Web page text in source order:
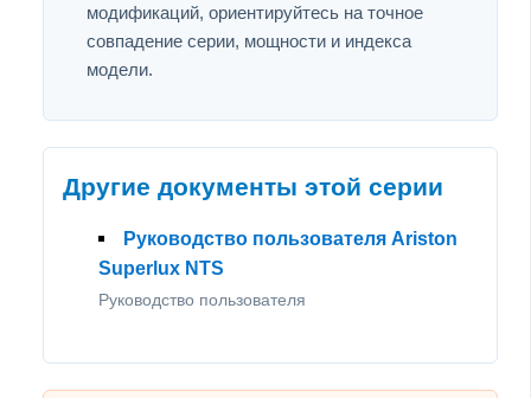
модификаций, ориентируйтесь на точное
совпадение серии, мощности и индекса
модели.
Другие документы этой серии
Руководство пользователя Ariston
Superlux NTS
Руководство пользователя